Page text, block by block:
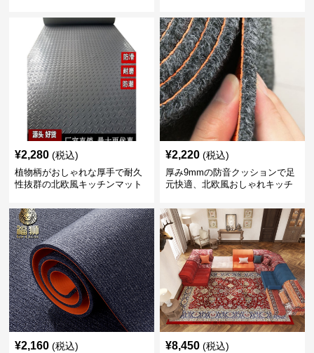
¥2,280 (税込)
植物柄がおしゃれな厚手で耐久
性抜群の北欧風キッチンマット
¥2,220 (税込)
厚み9mmの防音クッションで足
元快適、北欧風おしゃれキッチ
¥2,160 (税込) ¥8,450 (税込)